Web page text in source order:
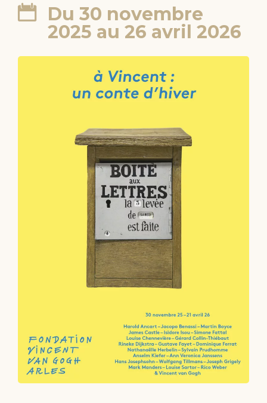
Du 30 novembre
2025 au 26 avril 2026